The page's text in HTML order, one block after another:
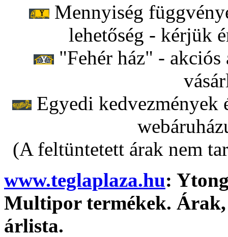
Mennyiség
lehetőség - kérjük
"Fehér ház" - akciós
Egyedi kedvezmények
(A feltüntetett árak nem
www.teglaplaza.hu:
Multipor termékek. Árak,
árlista.